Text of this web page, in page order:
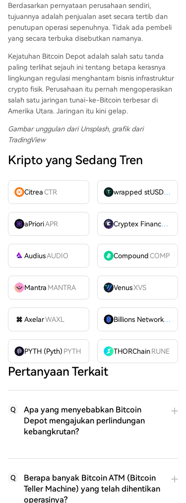
Berdasarkan pernyataan perusahaan sendiri,
tujuannya adalah penjualan aset secara tertib dan
penutupan operasi sepenuhnya. Tidak ada pembeli
yang secara terbuka disebutkan namanya.
Kejatuhan Bitcoin Depot adalah salah satu tanda
paling terlihat sejauh ini tentang betapa kerasnya
lingkungan regulasi menghantam bisnis infrastruktur
crypto fisik. Perusahaan itu pernah mengoperasikan
salah satu jaringan tunai-ke-Bitcoin terbesar di
Amerika Utara. Jaringan itu kini gelap.
Gambar unggulan dari Unsplash, grafik dari
TradingView
Kripto yang Sedang Tren
CitreaCTR wrapped stUSDT
aPrioriAPR Cryptex FinanceCTX
AudiusAUDIO CompoundCOMP
Mantra MANTRA VenusXVS
AxelarWAXL Billions Network
BILL
PYTH (Pyth) PYTH THORChain RUNE
Pertanyaan Terkait
Q
Apa yang menyebabkan Bitcoin
Depot mengajukan perlindungan
kebangkrutan?
Q
Berapa banyak Bitcoin ATM (Bitcoin
Teller Machine) yang telah dihentikan
operasinya?